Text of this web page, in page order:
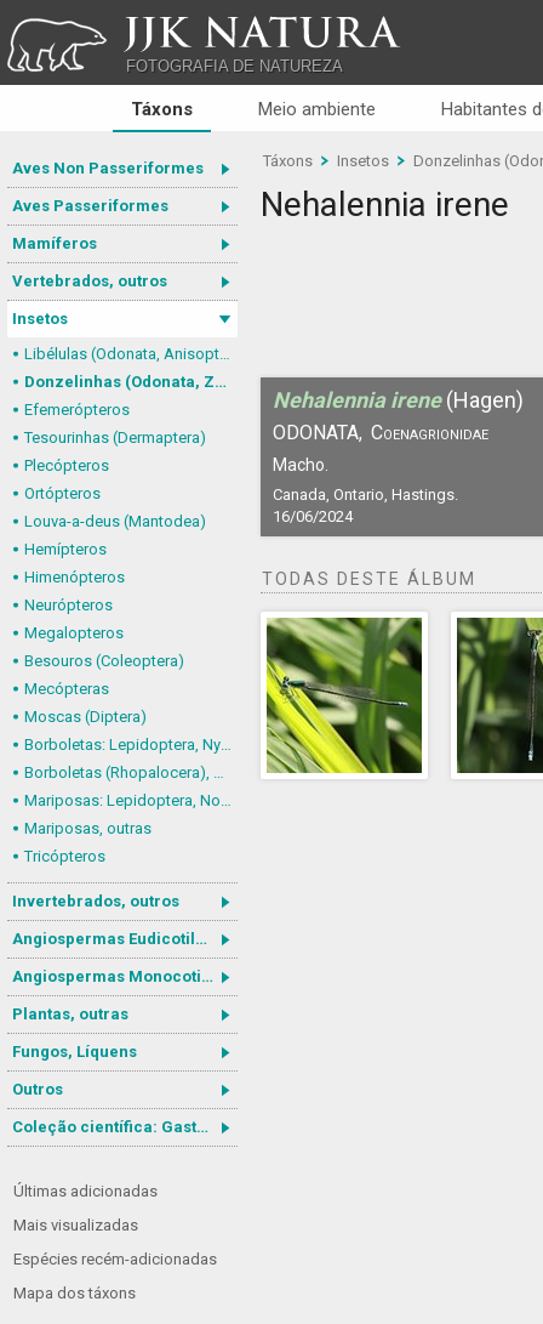
JJK NATURA
FOTOGRAFIA DE NATUREZA
Táxons Meio ambiente Habitantes
Aves Non Passeriformes
Aves Passeriformes
Mamíferos
Vertebrados, outros
Insetos
Libélulas (Odonata, Anisoptera)
Donzelinhas (Odonata, Zygoptera)
Efemerópteros
Tesourinhas (Dermaptera)
Plecópteros
Ortópteros
Louva-a-deus (Mantodea)
Hemípteros
Himenópteros
Neurópteros
Megalopteros
Besouros (Coleoptera)
Mecópteras
Moscas (Diptera)
Borboletas: Lepidoptera, Nymphalidae
Borboletas (Rhopalocera), outras
Mariposas: Lepidoptera, Noctuoidea
Mariposas, outras
Tricópteros
Invertebrados, outros
Angiospermas Eudicotiledôneas
Angiospermas Monocotiledôneas
Plantas, outras
Fungos, Líquens
Outros
Coleção científica: Gastrotricha
Últimas adicionadas
Mais visualizadas
Espécies recém-adicionadas
Mapa dos táxons
Táxons Insetos Donzelinhas
Nehalennia irene
Nehalennia irene (Hagen)
ODONATA, Coenagrionidae
Macho.
Canada, Ontario, Hastings.
16/06/2024
TODAS DESTE ÁLBUM